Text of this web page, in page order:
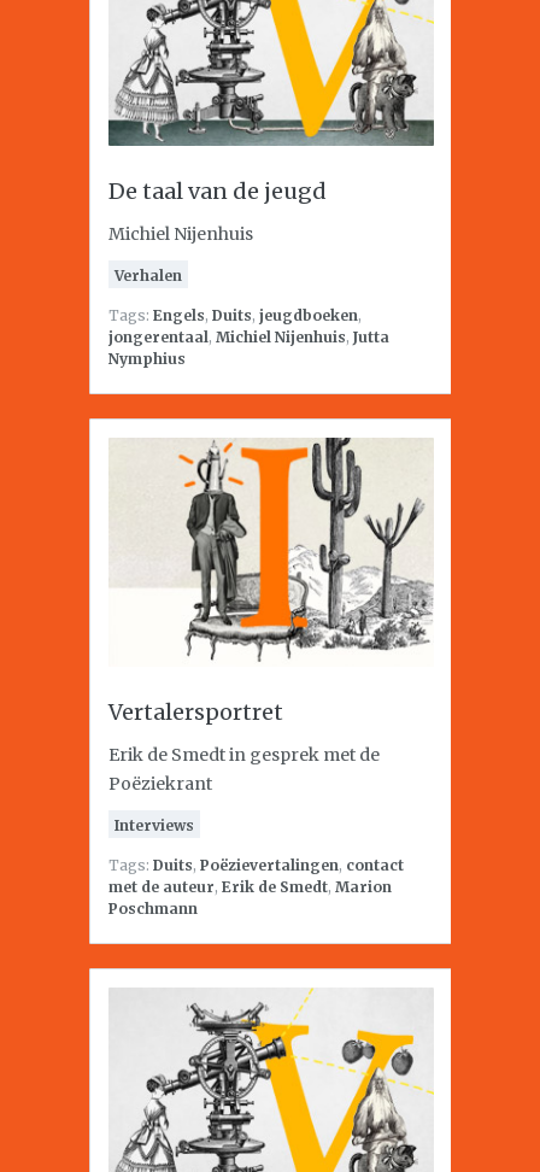
De taal van de jeugd
Michiel Nijenhuis
Verhalen
Tags: Engels, Duits, jeugdboeken,
jongerentaal, Michiel Nijenhuis, Jutta
Nymphius
Vertalersportret
Erik de Smedt in gesprek met de
Poëziekrant
Interviews
Tags: Duits, Poëzievertalingen, contact
met de auteur, Erik de Smedt, Marion
Poschmann